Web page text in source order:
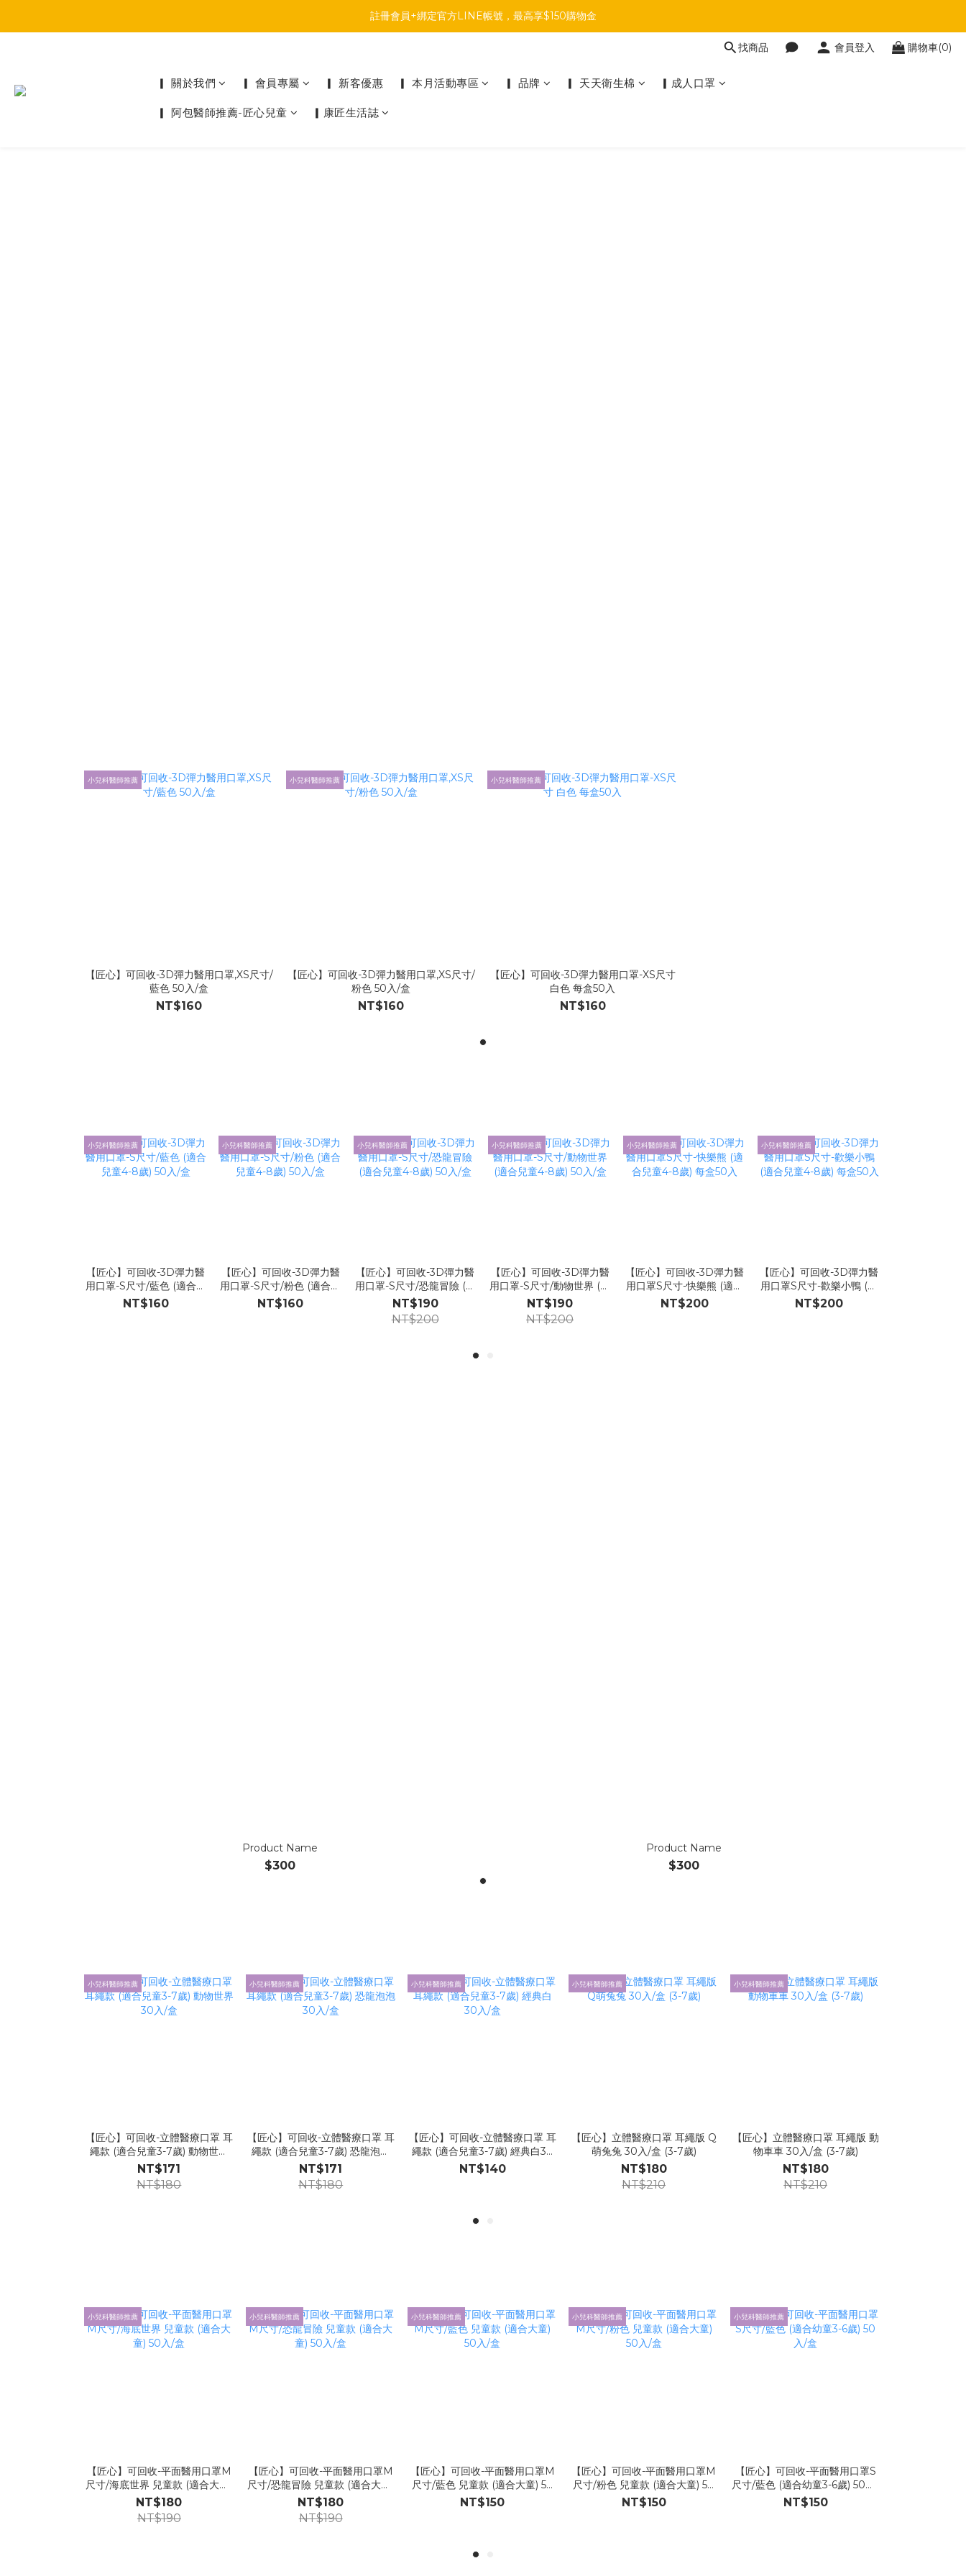
註冊會員+綁定官方LINE帳號，最高享$150購物金
註冊會員+綁定官方LINE帳號，最高享$150購物金
註冊會員+綁定官方LINE帳號，最高享$150購物金
找商品 會員登入 購物車(0)
▎ 關於我們 ▎ 會員專屬 ▎ 新客優惠 ▎ 本月活動專區 ▎ 品牌 ▎ 天天衛生棉 ▎成人口罩
▎ 阿包醫師推薦-匠心兒童 ▎康匠生活誌
小兒科醫師推薦
【匠心】可回收-3D彈力醫用口罩,XS尺寸/
藍色 50入/盒
NT$160
小兒科醫師推薦
【匠心】可回收-3D彈力醫用口罩,XS尺寸/
粉色 50入/盒
NT$160
小兒科醫師推薦
【匠心】可回收-3D彈力醫用口罩-XS尺寸
白色 每盒50入
NT$160
小兒科醫師推薦
【匠心】可回收-3D彈力醫
用口罩-S尺寸/藍色 (適合兒
童4-8歲) 50入/盒
NT$160
小兒科醫師推薦
【匠心】可回收-3D彈力醫
用口罩-S尺寸/粉色 (適合兒
童4-8歲) 50入/盒
NT$160
小兒科醫師推薦
【匠心】可回收-3D彈力醫
用口罩-S尺寸/恐龍冒險 (適
合兒童4-8歲) 50入/盒
NT$190
NT$200
小兒科醫師推薦
【匠心】可回收-3D彈力醫
用口罩-S尺寸/動物世界 (適
合兒童4-8歲) 50入/盒
NT$190
NT$200
小兒科醫師推薦
【匠心】可回收-3D彈力醫
用口罩S尺寸-快樂熊 (適合
兒童4-8歲) 每盒50入
NT$200
小兒科醫師推薦
【匠心】可回收-3D彈力醫
用口罩S尺寸-歡樂小鴨 (適
合兒童4-8歲) 每盒50入
NT$200
Product Name
$300
Product Name
$300
小兒科醫師推薦
【匠心】可回收-立體醫療口罩 耳
繩款 (適合兒童3-7歲) 動物世界
30入/盒
NT$171
NT$180
小兒科醫師推薦
【匠心】可回收-立體醫療口罩 耳
繩款 (適合兒童3-7歲) 恐龍泡泡
30入/盒
NT$171
NT$180
小兒科醫師推薦
【匠心】可回收-立體醫療口罩 耳
繩款 (適合兒童3-7歲) 經典白30
入/盒
NT$140
小兒科醫師推薦
【匠心】立體醫療口罩 耳繩版 Q
萌兔兔 30入/盒 (3-7歲)
NT$180
NT$210
小兒科醫師推薦
【匠心】立體醫療口罩 耳繩版 動
物車車 30入/盒 (3-7歲)
NT$180
NT$210
小兒科醫師推薦
【匠心】可回收-平面醫用口罩M
尺寸/海底世界 兒童款 (適合大童)
50入/盒
NT$180
NT$190
小兒科醫師推薦
【匠心】可回收-平面醫用口罩M
尺寸/恐龍冒險 兒童款 (適合大童)
50入/盒
NT$180
NT$190
小兒科醫師推薦
【匠心】可回收-平面醫用口罩M
尺寸/藍色 兒童款 (適合大童) 50
入/盒
NT$150
小兒科醫師推薦
【匠心】可回收-平面醫用口罩M
尺寸/粉色 兒童款 (適合大童) 50
入/盒
NT$150
小兒科醫師推薦
【匠心】可回收-平面醫用口罩S
尺寸/藍色 (適合幼童3-6歲) 50入/
盒
NT$150